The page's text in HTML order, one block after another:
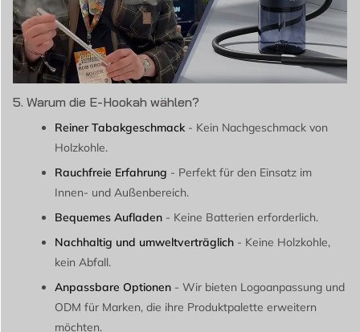
5. Warum die E-Hookah wählen?
Reiner Tabakgeschmack- Kein Nachgeschmack von
Holzkohle.
Rauchfreie Erfahrung - Perfekt für den Einsatz im
Innen- und Außenbereich.
Bequemes Aufladen - Keine Batterien erforderlich.
Nachhaltig und umweltverträglich - Keine Holzkohle,
kein Abfall.
Anpassbare Optionen - Wir bieten Logoanpassung und
ODM für Marken, die ihre Produktpalette erweitern
möchten.